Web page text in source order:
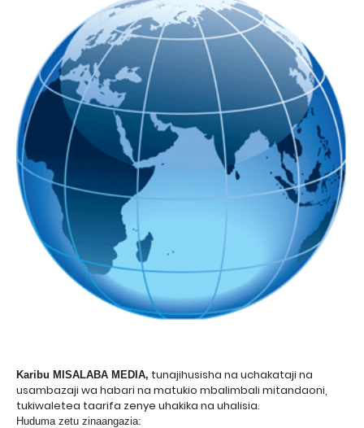
Karibu MISALABA MEDIA, tunajihusisha na uchakataji na
usambazaji wa habari na matukio mbalimbali mitandaoni,
tukiwaletea taarifa zenye uhakika na uhalisia.
Huduma zetu zinaangazia: